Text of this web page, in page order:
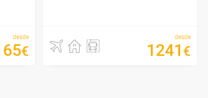
desde
€
desde
1241 €